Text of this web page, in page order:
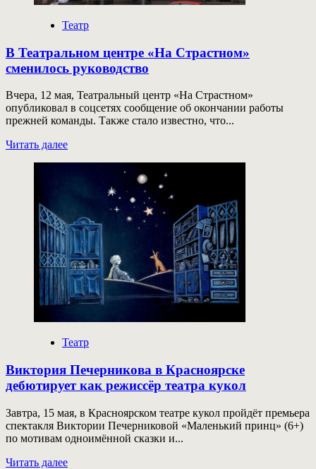
Театр
В Театральном центре «На Страстном»
сменилось руководство
Вчера, 12 мая, Театральный центр «На Страстном»
опубликовал в соцсетях сообщение об окончании работы
прежней команды. Также стало известно, что...
Читать далееПрочитать
Театральном
«На
Страстном»
сменилось
руководство
Театр
Виктория Печерникова в Красноярске
дебютирует как режиссёр театра кукол
Завтра, 15 мая, в Красноярском театре кукол пройдёт премьера
спектакля Виктории Печерниковой «Маленький принц» (6+)
по мотивам одноимённой сказки и...
Читать далееПрочитать